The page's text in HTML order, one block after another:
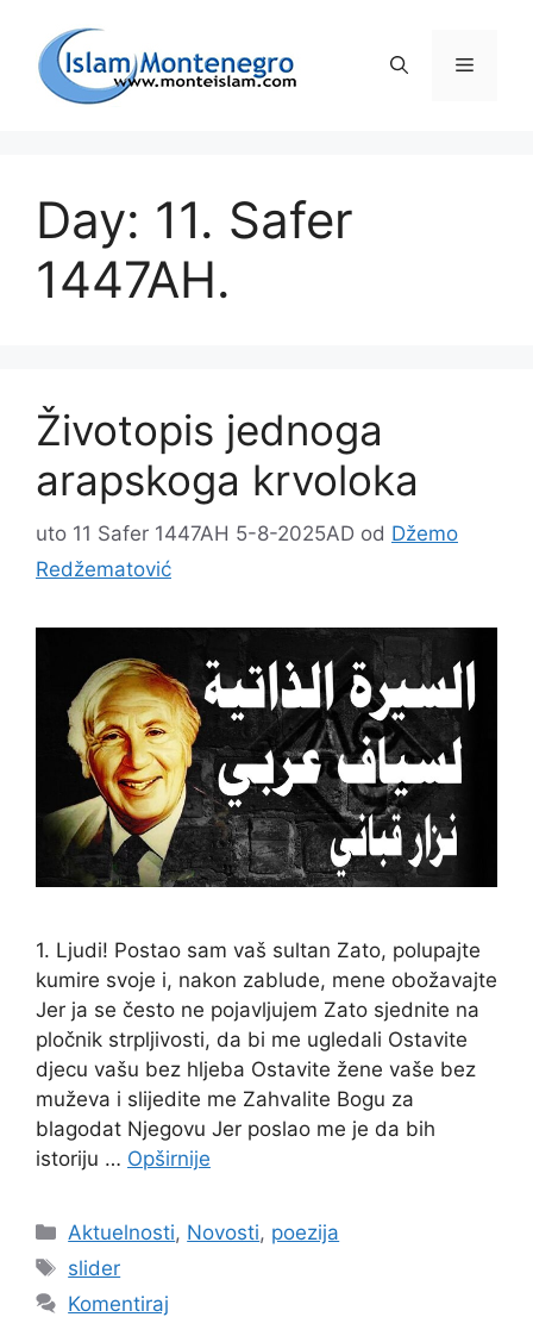
sadržaj
Day: 11. Safer
1447AH.
Životopis jednoga
arapskoga krvoloka
uto 11 Safer 1447AH 5-8-2025AD od Džemo
Redžematović
1. Ljudi! Postao sam vaš sultan Zato, polupajte
kumire svoje i, nakon zablude, mene obožavajte
Jer ja se često ne pojavljujem Zato sjednite na
pločnik strpljivosti, da bi me ugledali Ostavite
djecu vašu bez hljeba Ostavite žene vaše bez
muževa i slijedite me Zahvalite Bogu za
blagodat Njegovu Jer poslao me je da bih
istoriju … Opširnije
Kategorije
Aktuelnosti, Novosti, poezija
Oznake
slider
Komentiraj